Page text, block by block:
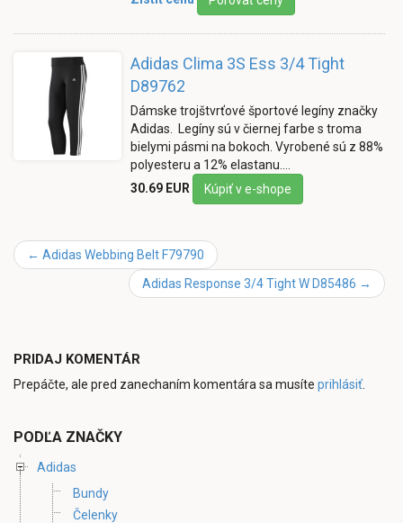
Adidas Clima 3S Ess 3/4 Tight
D89762
Dámske trojštvrťové športové legíny značky
Adidas. Legíny sú v čiernej farbe s troma
bielymi pásmi na bokoch. Vyrobené sú z 88%
polyesteru a 12% elastanu.…
30.69 EUR
Kúpiť v e-shope
← Adidas Webbing Belt F79790
Adidas Response 3/4 Tight W D85486 →
PRIDAJ KOMENTÁR
Prepáčte, ale pred zanechaním komentára sa musíte prihlásiť
PODĽA ZNAČKY
Adidas
Bundy
Čelenky